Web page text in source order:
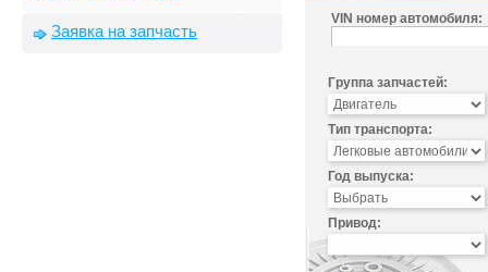
Заявка на запчасть
VIN номер автомобиля:
Группа запчастей:
Тип транспорта:
Год выпуска:
Привод: